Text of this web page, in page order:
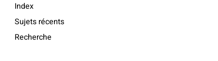
Index
Sujets récents
Recherche